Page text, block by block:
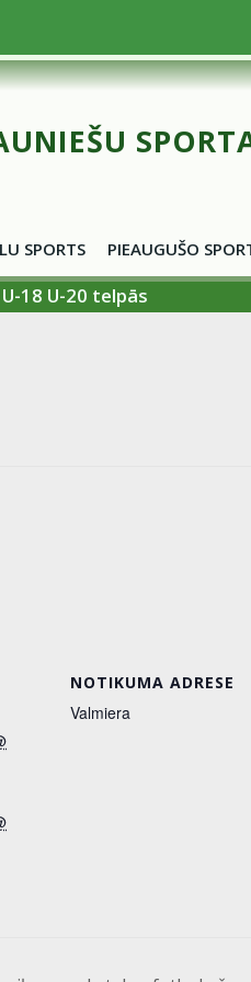
SPORTS PIEAUGUŠO
U-18 U-20 telpās
NOTIKUMA ADRESE
Valmiera